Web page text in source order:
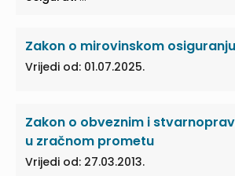
Zakon o mirovinskom osiguranju
Vrijedi od: 01.07.2025.
Zakon o obveznim i
u zračnom prometu
Vrijedi od: 27.03.2013.